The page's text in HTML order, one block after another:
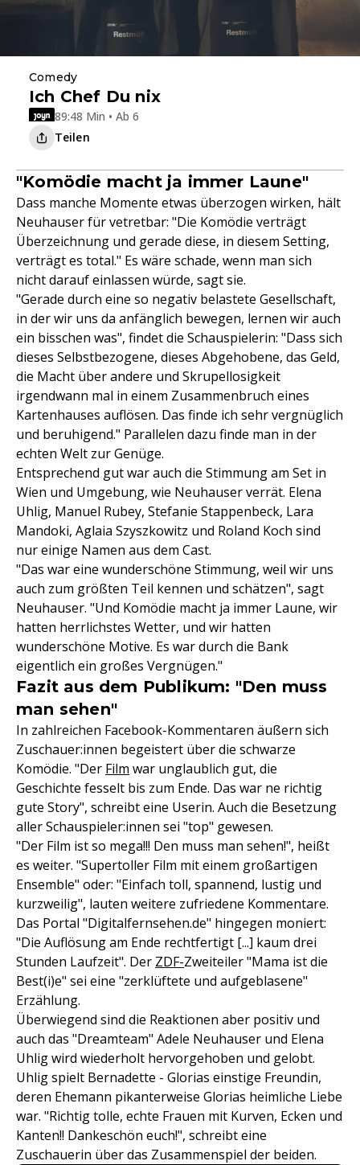
Comedy
Ich Chef Du nix
89:48 Min • Ab 6
Teilen
"Komödie macht ja immer Laune"
Dass manche Momente etwas überzogen wirken, hält
Neuhauser für vetretbar: "Die Komödie verträgt
Überzeichnung und gerade diese, in diesem Setting,
verträgt es total." Es wäre schade, wenn man sich
nicht darauf einlassen würde, sagt sie.
"Gerade durch eine so negativ belastete Gesellschaft,
in der wir uns da anfänglich bewegen, lernen wir auch
ein bisschen was", findet die Schauspielerin: "Dass sich
dieses Selbstbezogene, dieses Abgehobene, das Geld,
die Macht über andere und Skrupellosigkeit
irgendwann mal in einem Zusammenbruch eines
Kartenhauses auflösen. Das finde ich sehr vergnüglich
und beruhigend." Parallelen dazu finde man in der
echten Welt zur Genüge.
Entsprechend gut war auch die Stimmung am Set in
Wien und Umgebung, wie Neuhauser verrät. Elena
Uhlig, Manuel Rubey, Stefanie Stappenbeck, Lara
Mandoki, Aglaia Szyszkowitz und Roland Koch sind
nur einige Namen aus dem Cast.
"Das war eine wunderschöne Stimmung, weil wir uns
auch zum größten Teil kennen und schätzen", sagt
Neuhauser. "Und Komödie macht ja immer Laune, wir
hatten herrlichstes Wetter, und wir hatten
wunderschöne Motive. Es war durch die Bank
eigentlich ein großes Vergnügen."
Fazit aus dem Publikum: "Den muss
man sehen"
In zahlreichen Facebook-Kommentaren äußern sich
Zuschauer:innen begeistert über die schwarze
Komödie. "Der Film war unglaublich gut, die
Geschichte fesselt bis zum Ende. Das war ne richtig
gute Story", schreibt eine Userin. Auch die Besetzung
aller Schauspieler:innen sei "top" gewesen.
"Der Film ist so mega!!! Den muss man sehen!", heißt
es weiter. "Supertoller Film mit einem großartigen
Ensemble" oder: "Einfach toll, spannend, lustig und
kurzweilig", lauten weitere zufriedene Kommentare.
Das Portal "Digitalfernsehen.de" hingegen moniert:
"Die Auflösung am Ende rechtfertigt [...] kaum drei
Stunden Laufzeit". Der ZDF-Zweiteiler "Mama ist die
Best(i)e" sei eine "zerklüftete und aufgeblasene"
Erzählung.
Überwiegend sind die Reaktionen aber positiv und
auch das "Dreamteam" Adele Neuhauser und Elena
Uhlig wird wiederholt hervorgehoben und gelobt.
Uhlig spielt Bernadette - Glorias einstige Freundin,
deren Ehemann pikanterweise Glorias heimliche Liebe
war. "Richtig tolle, echte Frauen mit Kurven, Ecken und
Kanten!! Dankeschön euch!", schreibt eine
Zuschauerin über das Zusammenspiel der beiden.